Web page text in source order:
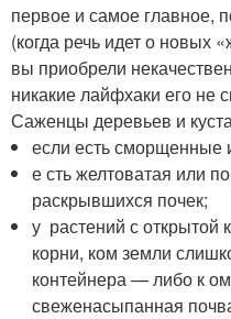
первое и самое главное,
(когда речь идет о новых
вы приобрели
никакие лайфхаки его не
Саженцы деревьев и
если есть сморщенные
е сть желтоватая или
раскрывшихся почек;
у растений с открытой
корни, ком земли
контейнера — либо к
свеженасыпанная